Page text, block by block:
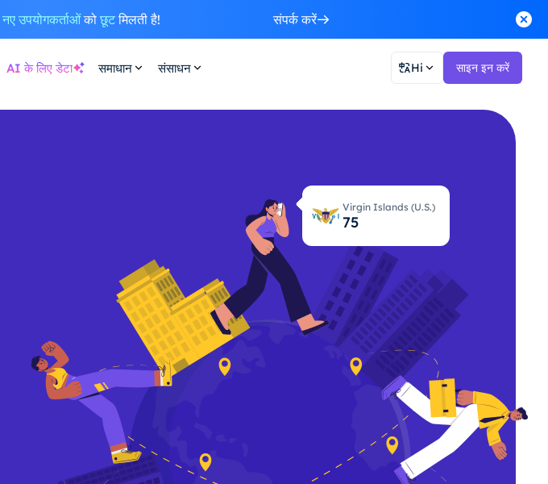
नए उपयोगकर्ताओंको छूटमिलती है! संपर्क करें
AI के लिए डेटा समाधान संसाधन Hi साइन इन करें
Virgin Islands (U.S.)
76